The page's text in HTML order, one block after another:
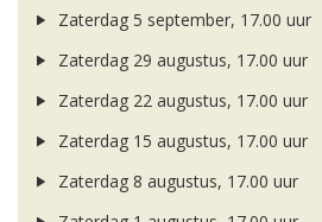
Zaterdag 5 september, 17.00 uur
Zaterdag 29 augustus, 17.00 uur
Zaterdag 22 augustus, 17.00 uur
Zaterdag 15 augustus, 17.00 uur
Zaterdag 8 augustus, 17.00 uur